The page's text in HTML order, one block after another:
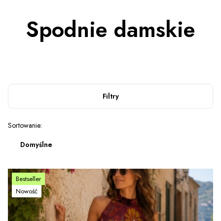
Spodnie damskie
Filtry
Lista produktów
Sortowanie:
Domyślne
Bestseller
Nowość